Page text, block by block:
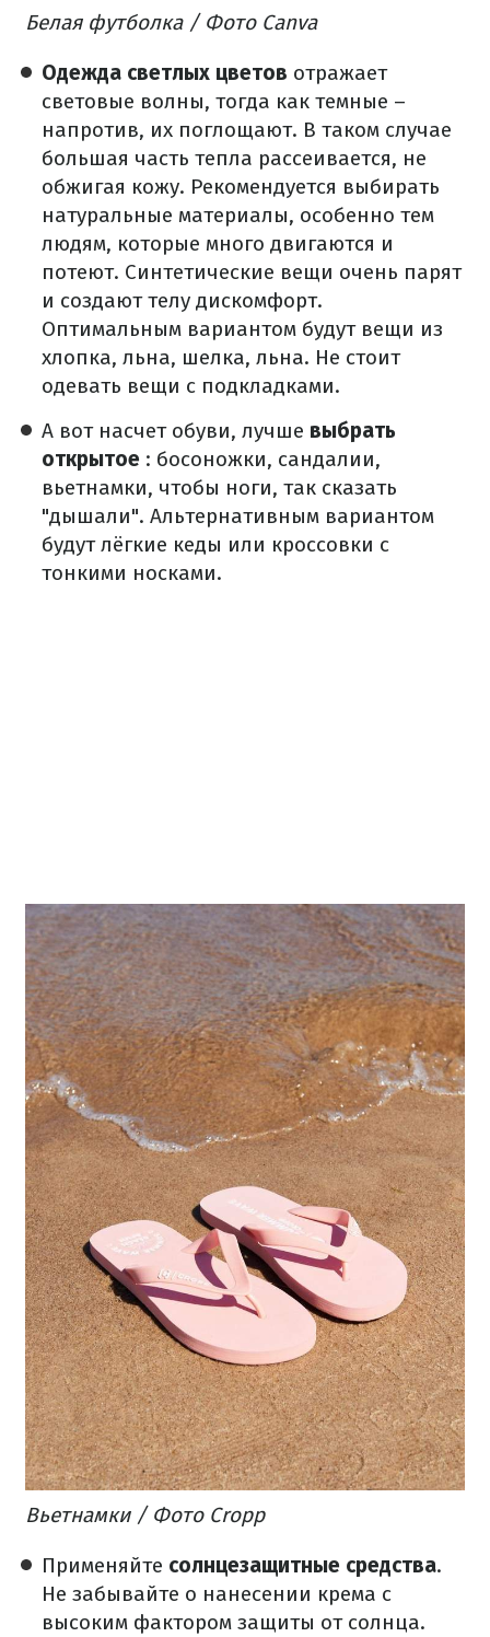
Белая футболка / Фото Canva
Одежда светлых цветов отражает
световые волны, тогда как темные –
напротив, их поглощают. В таком случае
большая часть тепла рассеивается, не
обжигая кожу. Рекомендуется выбирать
натуральные материалы, особенно тем
людям, которые много двигаются и
потеют. Синтетические вещи очень парят
и создают телу дискомфорт.
Оптимальным вариантом будут вещи из
хлопка, льна, шелка, льна. Не стоит
одевать вещи с подкладками.
А вот насчет обуви, лучше выбрать
открытое : босоножки, сандалии,
вьетнамки, чтобы ноги, так сказать
"дышали". Альтернативным вариантом
будут лёгкие кеды или кроссовки с
тонкими носками.
Вьетнамки / Фото Cropp
Применяйте солнцезащитные средства.
Не забывайте о нанесении крема с
высоким фактором защиты от солнца.